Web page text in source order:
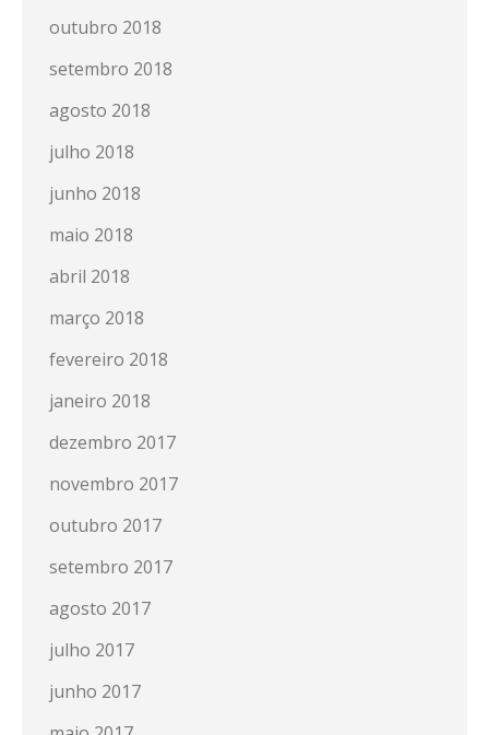
outubro 2018
setembro 2018
agosto 2018
julho 2018
junho 2018
maio 2018
abril 2018
março 2018
fevereiro 2018
janeiro 2018
dezembro 2017
novembro 2017
outubro 2017
setembro 2017
agosto 2017
julho 2017
junho 2017